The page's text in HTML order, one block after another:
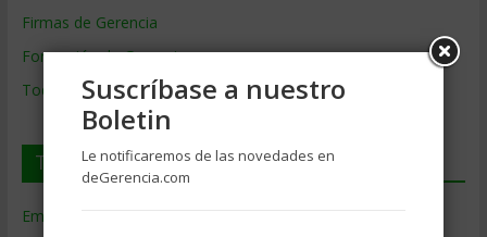
Firmas de Gerencia
Formación de Gerencia
Todos los Temas
Temas de Gerencia
Empresas de Gerencia
Suscríbase a nuestro
Boletin
Le notificaremos de las novedades en
deGerencia.com